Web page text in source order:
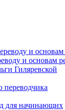
и
и основам
Гиляревской
переводчика
для начинающих